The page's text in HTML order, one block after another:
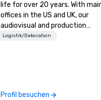
life for over 20 years. With
offices in the US and UK, our
audiovisual and production
company is equipped to manage
so your live, hybrid, and virtual
Logistik/Dekoration
Profil besuchen